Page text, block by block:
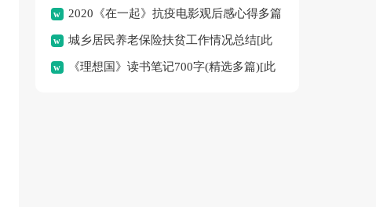
1020字]
2020《在一起》抗疫电影观后感心得多篇
[此文共3634字]
城乡居民养老保险扶贫工作情况总结[此
文共851字]
《理想国》读书笔记700字(精选多篇)[此